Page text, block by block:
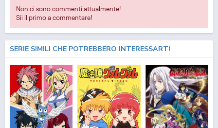
Non ci sono commenti attualmente!
Sii il primo a commentare!
SERIE SIMILI CHE POTREBBERO INTERESSARTI